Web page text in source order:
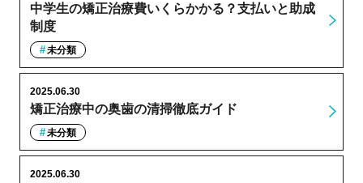
中学生の矯正治療費いくらかかる？支払いと助成
制度
未分類
矯正治療中の奥歯の清掃徹底ガイド
2025.06.30
未分類
2025.06.30